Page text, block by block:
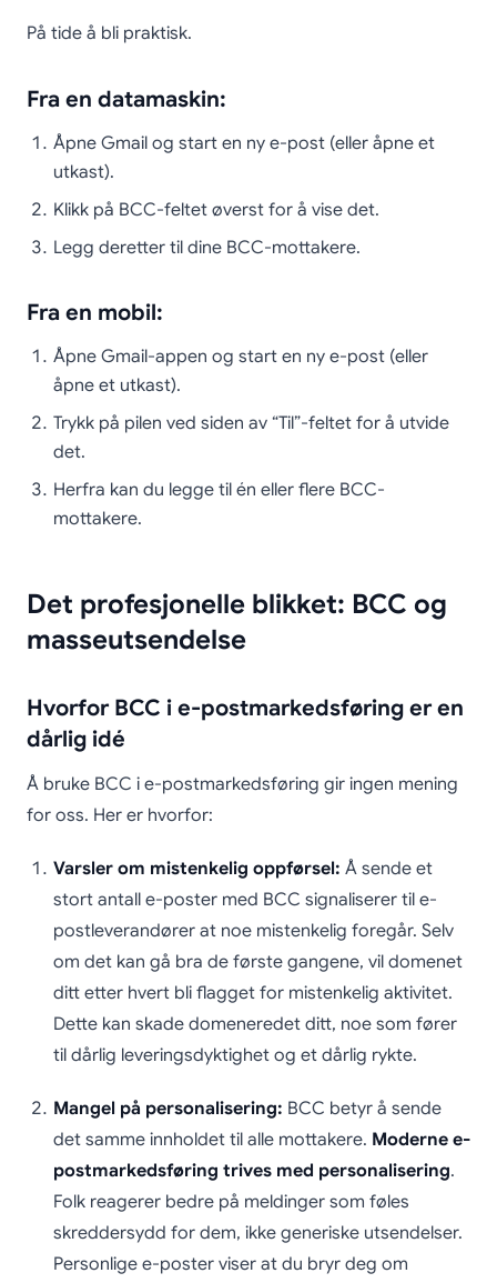
På tide å bli praktisk.
Fra en datamaskin:
Åpne Gmail og start en ny e-post (eller åpne et
utkast).
Klikk på BCC-feltet øverst for å vise det.
Legg deretter til dine BCC-mottakere.
Fra en mobil:
Åpne Gmail-appen og start en ny e-post (eller
åpne et utkast).
Trykk på pilen ved siden av “Til”-feltet for å utvide
det.
Herfra kan du legge til én eller flere BCC-
mottakere.
Det profesjonelle blikket: BCC og
masseutsendelse
Hvorfor BCC i e-postmarkedsføring er en
dårlig idé
Å bruke BCC i e-postmarkedsføring gir ingen mening
for oss. Her er hvorfor:
Varsler om mistenkelig oppførsel: Å sende et
stort antall e-poster med BCC signaliserer til e-
postleverandører at noe mistenkelig foregår. Selv
om det kan gå bra de første gangene, vil domenet
ditt etter hvert bli flagget for mistenkelig aktivitet.
Dette kan skade domeneredet ditt, noe som fører
til dårlig leveringsdyktighet og et dårlig rykte.
Mangel på personalisering: BCC betyr å sende
det samme innholdet til alle mottakere. Moderne e-
postmarkedsføring trives med personalisering.
Folk reagerer bedre på meldinger som føles
skreddersydd for dem, ikke generiske utsendelser.
Personlige e-poster viser at du bryr deg om